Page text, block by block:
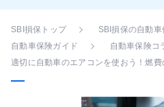
SBI損保トップ
SBI損保の自動車
自動車保険ガイド
自動車保険コ
適切に自動車のエアコンを使おう！燃